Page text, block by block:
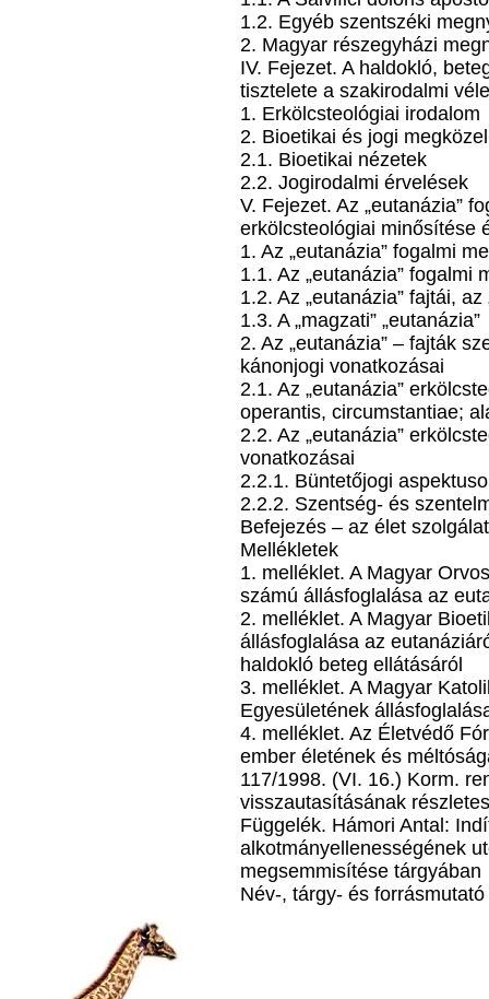
1.2. Egyéb szentszéki
2. Magyar részegyházi
IV. Fejezet. A haldokló,
tisztelete a szakirodalmi
1. Erkölcsteológiai irodalom
2. Bioetikai és jogi
2.1. Bioetikai nézetek
2.2. Jogirodalmi érvelések
V. Fejezet. Az „eutanázia”
erkölcsteológiai minősítése
1. Az „eutanázia” fogalmi
1.1. Az „eutanázia” fogalmi
1.2. Az „eutanázia” fajtái, az
1.3. A „magzati” „eutanázia”
2. Az „eutanázia” – fajták
kánonjogi vonatkozásai
2.1. Az „eutanázia”
operantis, circumstantiae;
2.2. Az „eutanázia”
vonatkozásai
2.2.1. Büntetőjogi
2.2.2. Szentség- és
Befejezés – az élet
Mellékletek
1. melléklet. A Magyar
számú állásfoglalása az
2. melléklet. A Magyar
állásfoglalása az
haldokló beteg ellátásáról
3. melléklet. A Magyar
Egyesületének
4. melléklet. Az Életvédő
ember életének és
117/1998. (VI. 16.) Korm.
visszautasításának
Függelék. Hámori Antal:
alkotmányellenességének
megsemmisítése tárgyában
Név-, tárgy- és forrásmutató